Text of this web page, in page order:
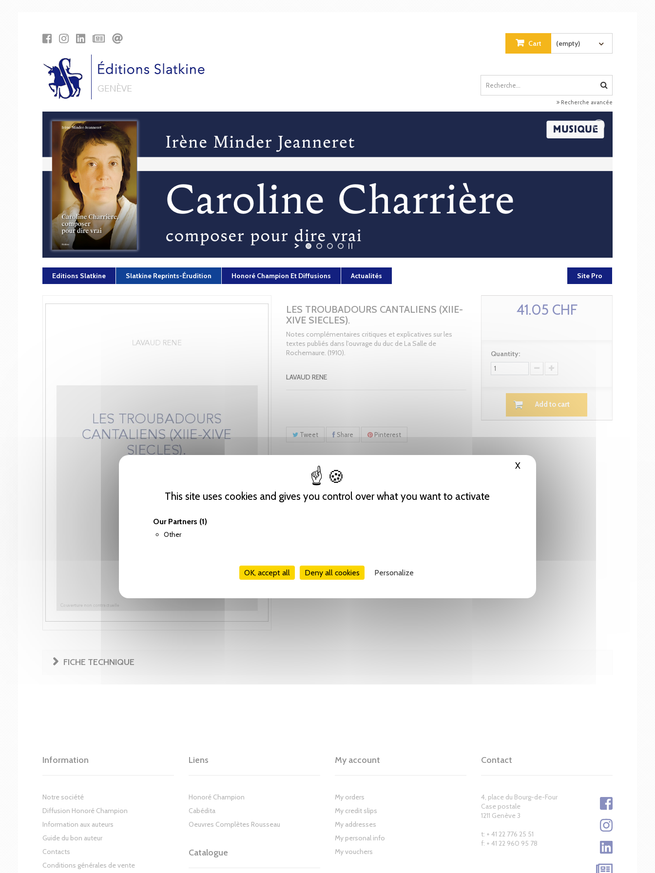
This site uses cookies and gives you control over what you want to activate
Our Partners (1)
Other
OK, accept all Deny all cookies Personalize
X Hide cookie banner
Cart (empty)
Recherche avancée
Editions Slatkine Slatkine Reprints-Érudition Honoré Champion Et Diffusions Actualités Site Pro
LES TROUBADOURS CANTALIENS (XIIE-
XIVE SIECLES).
Notes complémentaires critiques et explicatives sur les
textes publiés dans l'ouvrage du duc de La Salle de
Rochemaure. (1910).
LAVAUD RENE
Tweet Share Pinterest
41.05 CHF
Quantity:
Add to cart
FICHE TECHNIQUE
Information
Notre société
Diffusion Honoré Champion
Information aux auteurs
Guide du bon auteur
Contacts
Conditions générales de vente
Liens
Honoré Champion
Cabédita
Oeuvres Complètes Rousseau
Catalogue
My account
My orders
My credit slips
My addresses
My personal info
My vouchers
Contact
4, place du Bourg-de-Four
Case postale
1211 Genève 3
t: + 41 22 776 25 51
f: + 41 22 960 95 78